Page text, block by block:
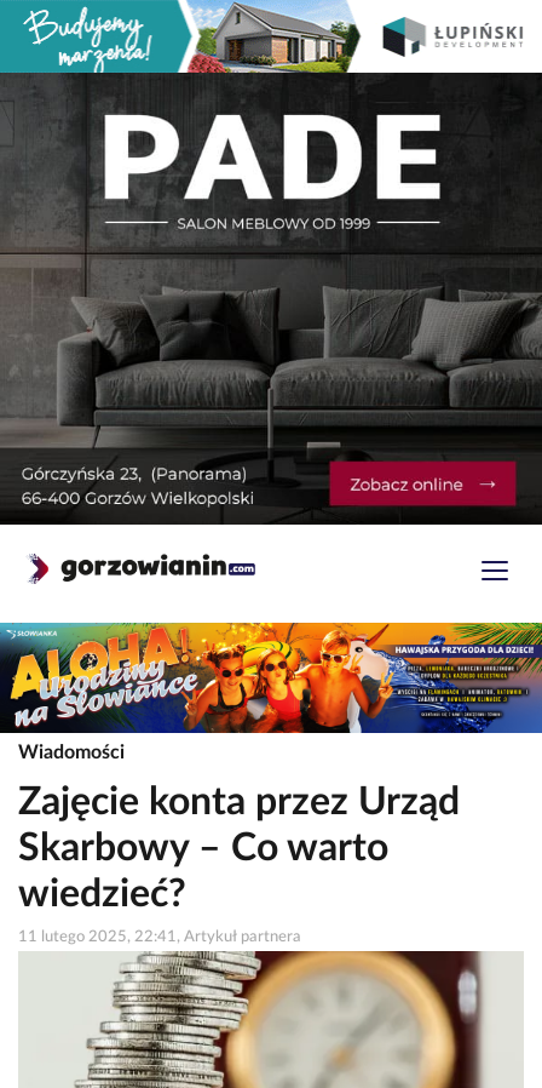
Wiadomości
Zajęcie konta przez Urząd
Skarbowy – Co warto
wiedzieć?
11 lutego 2025, 22:41, Artykuł partnera